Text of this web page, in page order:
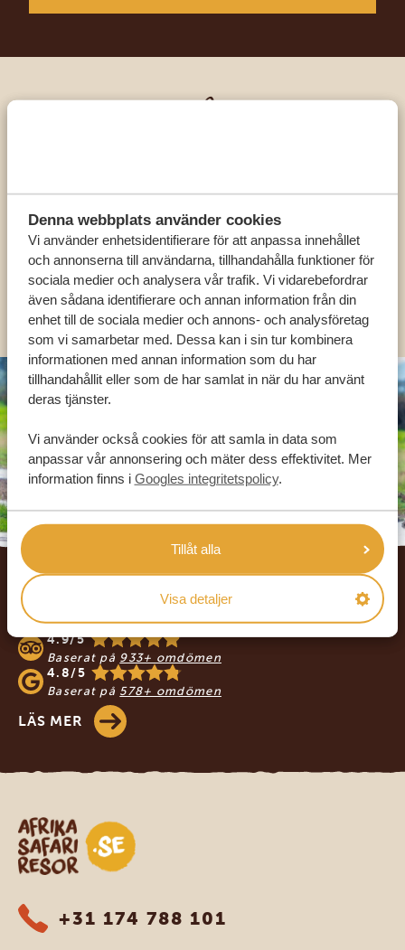
Denna webbplats använder cookies
Vi använder enhetsidentifierare för att anpassa innehållet
och annonserna till användarna, tillhandahålla funktioner för
sociala medier och analysera vår trafik. Vi vidarebefordrar
även sådana identifierare och annan information från din
enhet till de sociala medier och annons- och analysföretag
som vi samarbetar med. Dessa kan i sin tur kombinera
informationen med annan information som du har
tillhandahållit eller som de har samlat in när du har använt
deras tjänster.
Vi använder också cookies för att samla in data som
anpassar vår annonsering och mäter dess effektivitet. Mer
information finns i Googles integritetspolicy.
Tillåt alla
Visa detaljer
SV:+31 174 788 101
OLIKA LÄNDER
Footer
VÅRA KUNDER REKOMMENDERAR
AFRIKA SAFARI RESOR
4.9/5
Baserat på 933+ omdömen
4.8/5
Baserat på 578+ omdömen
LÄS MER
Safari-resor i Afrika
+31 174 788 101